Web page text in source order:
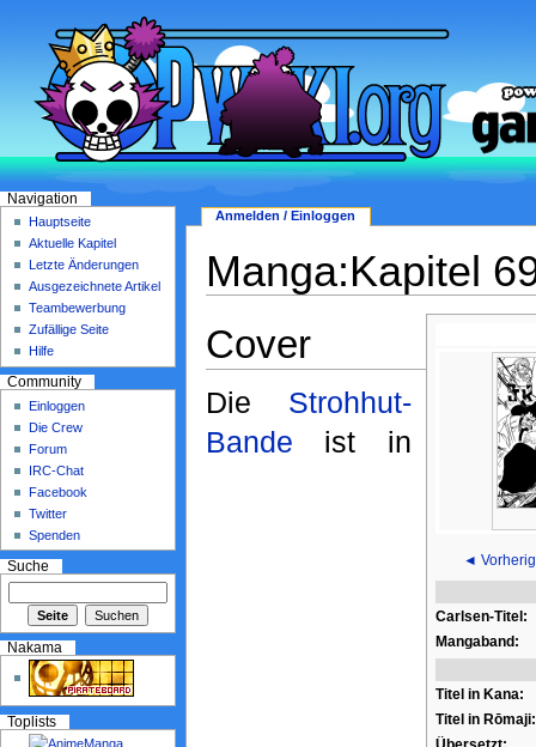
Manga:Kapitel
◄
Carlsen-Titel:
Mangaband:
Titel in Kana:
Titel in Rōmaji:
Cover
Die Strohhut-
Bande ist in
Anmelden / Einloggen
Navigation
Hauptseite
Aktuelle Kapitel
Letzte Änderungen
Ausgezeichnete Artikel
Teambewerbung
Zufällige Seite
Hilfe
Community
Einloggen
Die Crew
Forum
IRC-Chat
Facebook
Twitter
Spenden
Suche
Nakama
Toplists